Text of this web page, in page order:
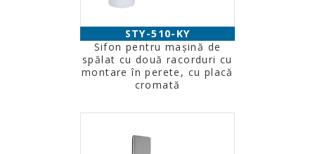
STY-510-KY
Sifon pentru maşină de
spălat cu două racorduri cu
montare în perete, cu placă
cromată